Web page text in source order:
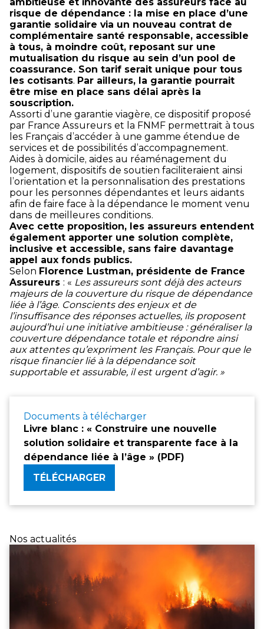
risque de dépendance : la mise en place d’une
garantie solidaire via un nouveau contrat de
complémentaire santé responsable, accessible
à tous, à moindre coût, reposant sur une
mutualisation du risque au sein d’un pool de
coassurance. Son tarif serait unique pour tous
les cotisants. Par ailleurs, la garantie pourrait
être mise en place sans délai après la
souscription.
Assorti d’une garantie viagère, ce dispositif proposé
par France Assureurs et la FNMF permettrait à tous
les Français d’accéder à une gamme étendue de
services et de possibilités d’accompagnement.
Aides à domicile, aides au réaménagement du
logement, dispositifs de soutien faciliteraient ainsi
l’orientation et la personnalisation des prestations
pour les personnes dépendantes et leurs aidants
afin de faire face à la dépendance le moment venu
dans de meilleures conditions.
Avec cette proposition, les assureurs entendent
également apporter une solution complète,
inclusive et accessible, sans faire davantage
appel aux fonds publics.
Selon Florence Lustman, présidente de France
Assureurs : « Les assureurs sont déjà des acteurs
majeurs de la couverture du risque de dépendance
liée à l’âge. Conscients des enjeux et de
l’insuffisance des réponses actuelles, ils proposent
aujourd’hui une initiative ambitieuse : généraliser la
couverture dépendance totale et répondre ainsi
aux attentes qu’expriment les Français. Pour que le
risque financier lié à la dépendance soit
supportable et assurable, il est urgent d’agir. »
Documents à télécharger
Livre blanc : « Construire une nouvelle
solution solidaire et transparente face à la
dépendance liée à l’âge » (PDF)
TÉLÉCHARGER
Nos actualités